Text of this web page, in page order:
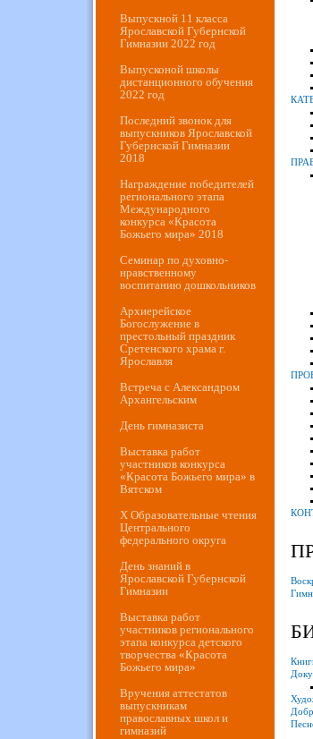
Выпускной 11 класса
Ярославской Губернской
Гимназии 2022 год
Выпусконой школы
дистанционного обучения
2022 год
Последний звонок для
выпускников Ярославской
Губернской Гимназии
2018
Награждение победителей
регионального этапа
Международного
конкурса «Красота
Божьего мира» 2018
Семинар по духовно-
нравственному
воспитанию дошкольников
Архиерейское
Богослужение в
престольный праздник
Сретенского храма г.
Ярославля
Встреча с Александром
Архангельским
День гимназиста
Выставка работ
участников конкурса
«Красота Божьего мира» в
Вятском
Х Образовательные чтения
Центрального
федерального округа
День знаний в
Ярославской Губернской
Гимназии
Выставка работ
участников регионального
этапа конкурса детского
творчества «Красота
Божьего мира»
Вручения аттестатов
выпускникам
православных школ и
гимназий